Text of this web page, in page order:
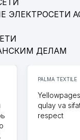
ЭЛЕКТРОСЕТИ
ДЕЛАМ
PALMA TEXTILE
qulay va
respect